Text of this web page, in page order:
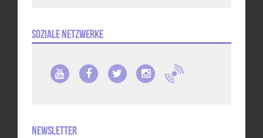
Soziale Netzwerke
Newsletter